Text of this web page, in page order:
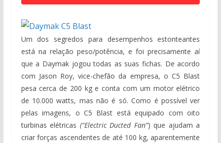
Um dos segredos para desempenhos estonteantes
está na relação peso/potência, e foi precisamente aí
que a Daymak jogou todas as suas fichas. De acordo
com Jason Roy, vice-chefão da empresa, o C5 Blast
pesa cerca de 200 kg e conta com um motor elétrico
de 10.000 watts, mas não é só. Como é possível ver
pelas imagens, o C5 Blast está equipado com oito
turbinas elétricas (“Electric Ducted Fan”) que ajudam a
criar forças ascendentes de até 100 kg, aparentemente